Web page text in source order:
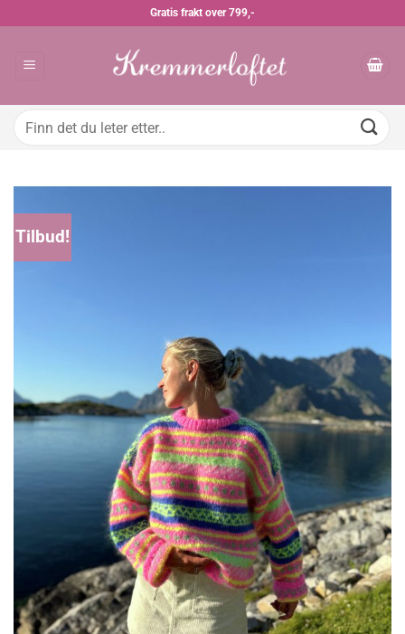
Gratis frakt over 799,-
Søk
Tilbud!